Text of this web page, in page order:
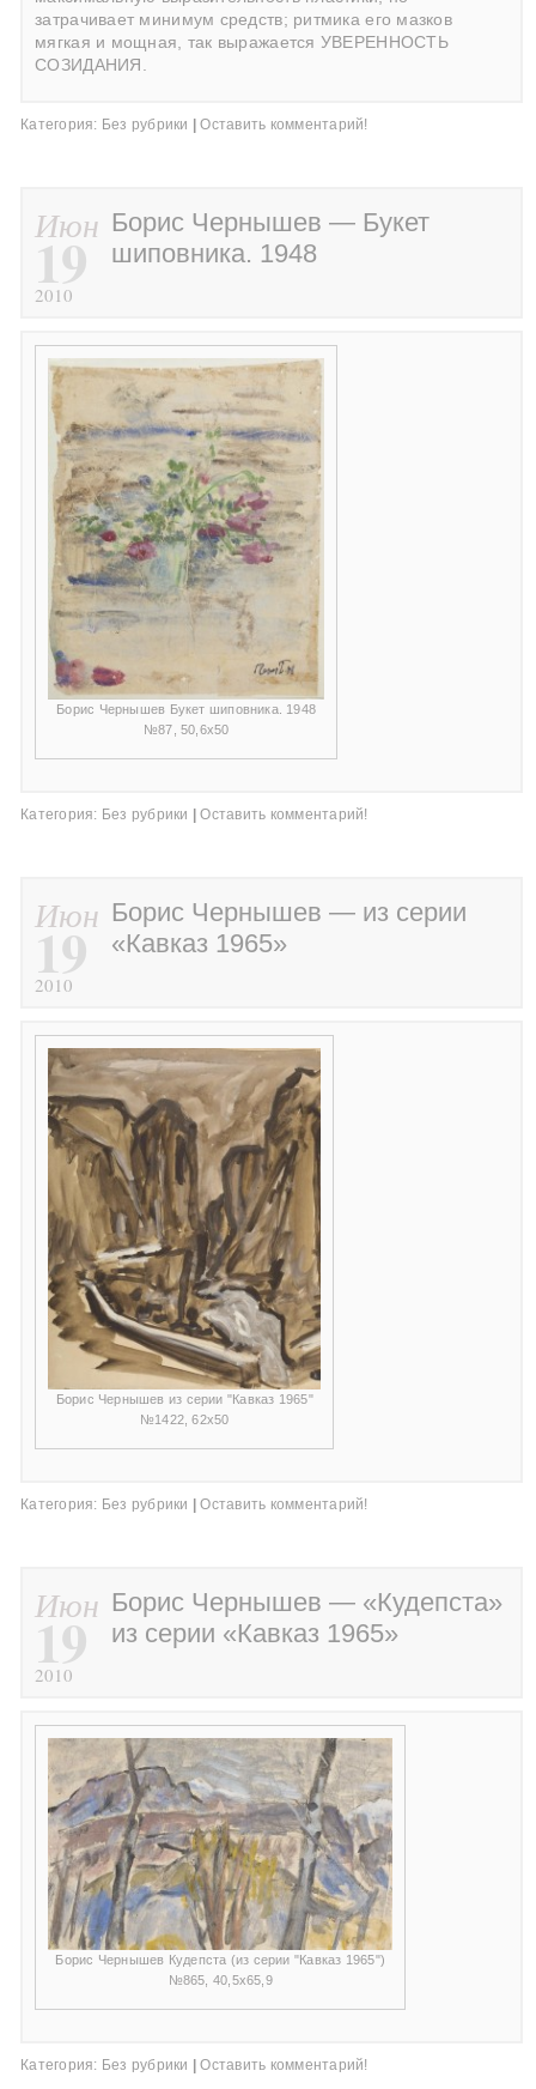
затрачивает минимум средств; ритмика его мазков
мягкая и мощная, так выражается УВЕРЕННОСТЬ
СОЗИДАНИЯ.
Категория: Без рубрики Оставить комментарий!
Июн
19
2010
Борис Чернышев — Букет
шиповника. 1948
Борис Чернышев Букет шиповника. 1948
№87, 50,6х50
Категория: Без рубрики Оставить комментарий!
Июн
19
2010
Борис Чернышев — из серии
«Кавказ 1965»
Борис Чернышев из серии "Кавказ 1965"
№1422, 62х50
Категория: Без рубрики Оставить комментарий!
Июн
19
2010
Борис Чернышев — «Кудепста»
из серии «Кавказ 1965»
Борис Чернышев Кудепста (из серии "Кавказ 1965")
№865, 40,5х65,9
Категория: Без рубрики Оставить комментарий!